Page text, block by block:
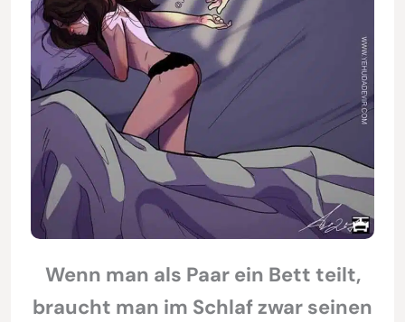
Wenn man als Paar ein Bett teilt,
braucht man im Schlaf zwar seinen